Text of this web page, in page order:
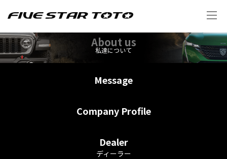
About us
私達について
Message
Company Profile
Dealer
ディーラー